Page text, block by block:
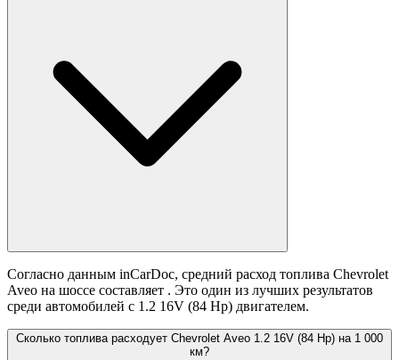
Согласно данным inCarDoc, средний расход топлива Chevrolet
Aveo на шоссе составляет . Это один из лучших результатов
среди автомобилей с 1.2 16V (84 Hp) двигателем.
Сколько топлива расходует Chevrolet Aveo 1.2 16V (84 Hp) на 1 000
км?